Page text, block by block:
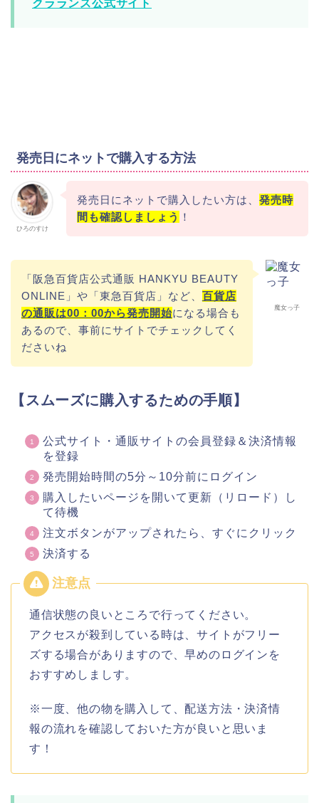
クラランス公式サイト
発売日にネットで購入する方法
ひろのすけ
発売日にネットで購入したい方は、 発売時
間も確認しましょう ！
魔女っ子
「阪急百貨店公式通販 HANKYU BEAUTY
ONLINE」や「東急百貨店」など、 百貨店
の通販は00：00から発売開始になる場合も
あるので、事前にサイトでチェックしてく
ださいね
【スムーズに購入するための手順】
公式サイト・通販サイトの会員登録＆決済情報
を登録
発売開始時間の5分～10分前にログイン
購入したいページを開いて更新（リロード）し
て待機
注文ボタンがアップされたら、すぐにクリック
決済する
通信状態の良いところで行ってください。
アクセスが殺到している時は、サイトがフリー
ズする場合がありますので、早めのログインを
おすすめしましす。
※一度、他の物を購入して、配送方法・決済情
報の流れを確認しておいた方が良いと思いま
す！